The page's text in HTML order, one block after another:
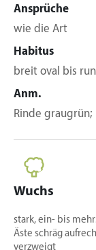
Ansprüche
wie die Art
Habitus
breit oval bis
Anm.
Rinde
Wuchs
stark, ein- bis
Äste schräg
verzweigt